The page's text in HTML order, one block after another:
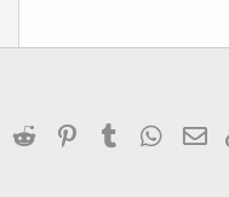
Twitter Reddit PinterestTumblr